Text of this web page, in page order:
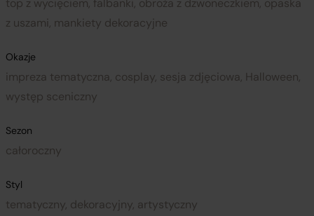
z uszami, mankiety dekoracyjne
Okazje
impreza tematyczna, cosplay, sesja zdjęciowa, Halloween,
występ sceniczny
Sezon
całoroczny
Styl
tematyczny, dekoracyjny, artystyczny